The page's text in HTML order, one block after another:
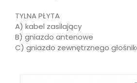
TYLNA PŁYTA
A) kabel zasilający
B) gniazdo antenowe
C) gniazdo zewnętrznego